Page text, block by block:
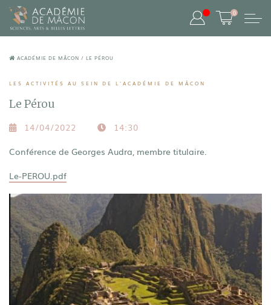
0
ACADÉMIE DE MÂCON / LE PÉROU
LES ACTIVITÉS AU SEIN DE L'ACADÉMIE DE MÂCON
Le Pérou
14/04/2022
14:30
Conférence de Georges Audra, membre titulaire.
Le-PEROU.pdf